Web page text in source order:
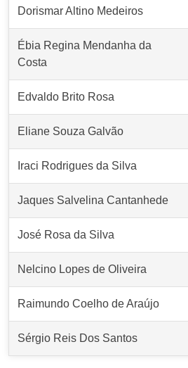
Dorismar Altino Medeiros
Ébia Regina Mendanha da
Costa
Edvaldo Brito Rosa
Eliane Souza Galvão
Iraci Rodrigues da Silva
Jaques Salvelina Cantanhede
José Rosa da Silva
Nelcino Lopes de Oliveira
Raimundo Coelho de Araújo
Sérgio Reis Dos Santos